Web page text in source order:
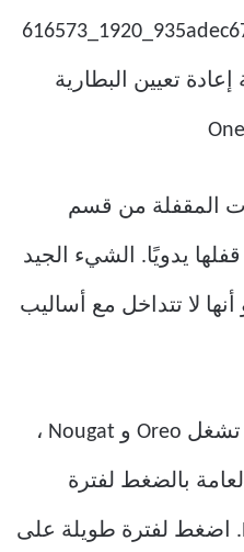
المقفلة من قسم
قفلها يدويًا. الشيء الجيد
لا تتداخل مع أساليب
على هواتف Android التي تشغل Oreo و Nougat ،
بالضغط لفترة
طويلة على مفتاح Recents. اضغط لفترة طويلة على